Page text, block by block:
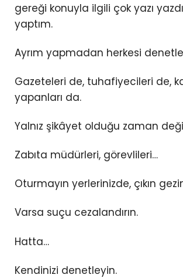
gereği konuyla ilgili çok yazı
yaptım.
Ayrım yapmadan herkesi
Gazeteleri de, tuhafiyecileri de,
yapanları da.
Yalnız şikâyet olduğu zaman
Zabıta müdürleri, görevlileri…
Oturmayın yerlerinizde, çıkın
Varsa suçu cezalandırın.
Hatta…
Kendinizi denetleyin.